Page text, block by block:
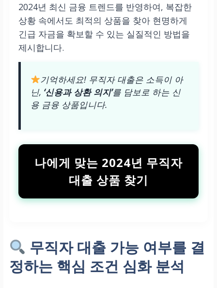
2024년 최신 금융 트렌드를 반영하여, 복잡한
상황 속에서도 최적의 상품을 찾아 현명하게
긴급 자금을 확보할 수 있는 실질적인 방법을
제시합니다.
기억하세요! 무직자 대출은 소득이 아
닌, ‘신용과 상환 의지’를 담보로 하는 신
용 금융 상품입니다.
나에게 맞는 2024년 무직자
대출 상품 찾기
무직자 대출 가능 여부를 결
정하는 핵심 조건 심화 분석